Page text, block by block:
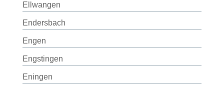
Ellwangen
Endersbach
Engen
Engstingen
Eningen